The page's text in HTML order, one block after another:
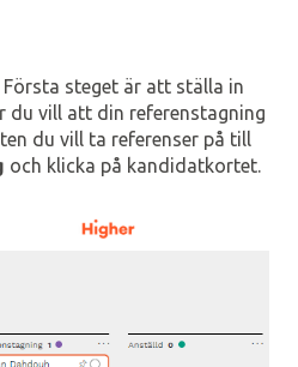
steget är att ställa in
du vill att din referenstagning
du vill ta referenser på till
och klicka på kandidatkortet.